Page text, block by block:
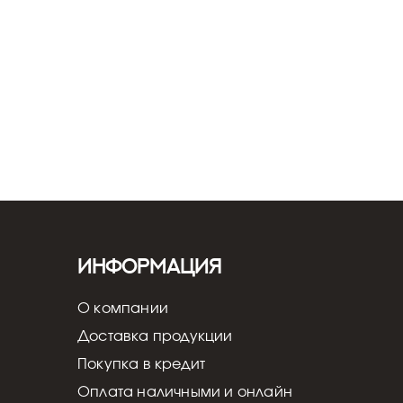
Информация
О компании
Доставка продукции
Покупка в кредит
Оплата наличными и онлайн